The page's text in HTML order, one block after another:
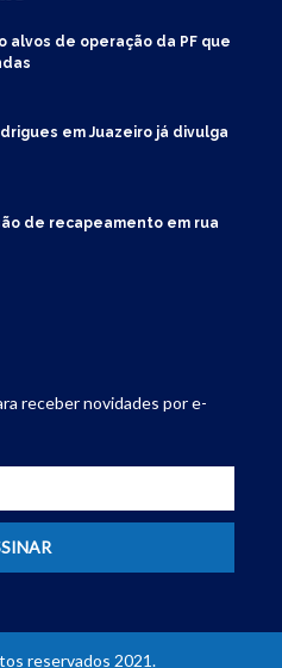
alvos de operação da PF que
em Juazeiro já divulga
de recapeamento em rua
receber novidades por e-
reservados 2021.